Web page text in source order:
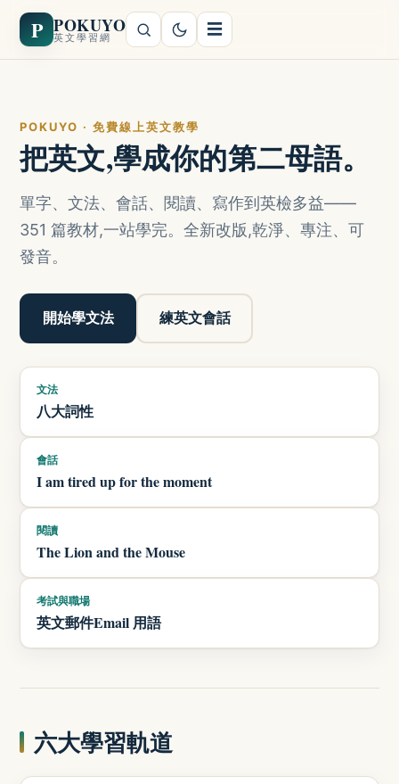
P POKUYO
英文學習網 ☰
POKUYO · 免費線上英文教學
把英文,學成你的第二母語。
單字、文法、會話、閱讀、寫作到英檢多益——
351 篇教材,一站學完。全新改版,乾淨、專注、可
發音。
開始學文法 練英文會話
文法
八大詞性
會話
I am tired up for the moment
閱讀
The Lion and the Mouse
考試與職場
英文郵件Email 用語
六大學習軌道